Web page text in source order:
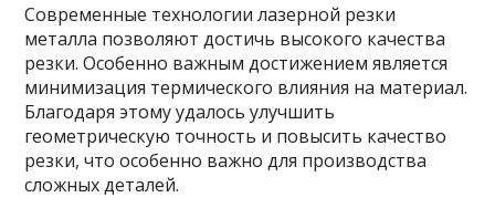
Современные технологии лазерной резки
металла позволяют достичь высокого качества
резки. Особенно важным достижением является
минимизация термического влияния на материал.
Благодаря этому удалось улучшить
геометрическую точность и повысить качество
резки, что особенно важно для производства
сложных деталей.